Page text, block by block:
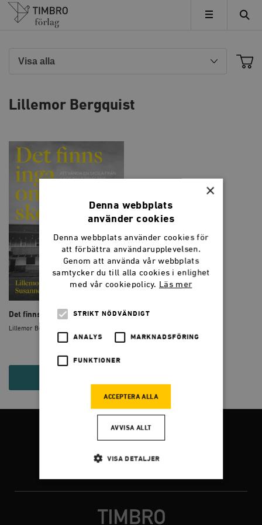
Timbro
MENY
Lillemor Bergquist
Det finns inga omöjliga skolor
Lillemor Bergquist, Susanne Norman
Facebook Twitter Instagram
×
Denna webbplats
använder cookies
Denna webbplats använder cookies för
att förbättra användarupplevelsen.
Genom att använda vår webbplats
samtycker du till alla cookies i enlighet
med vår cookiepolicy. Läs mer
STRIKT NÖDVÄNDIGT
ANALYS MARKNADSFÖRING
FUNKTIONER
ACCEPTERA ALLA
AVVISA ALLT
VISA DETALJER
Marknadsföring Funktioner